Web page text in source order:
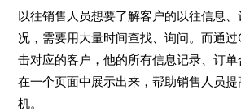
以往销售人员想要了解客户的以往信息
况，需要用大量时间查找、询问。而通
击对应的客户，他的所有信息记录、订
在一个页面中展示出来，帮助销售人员
机。